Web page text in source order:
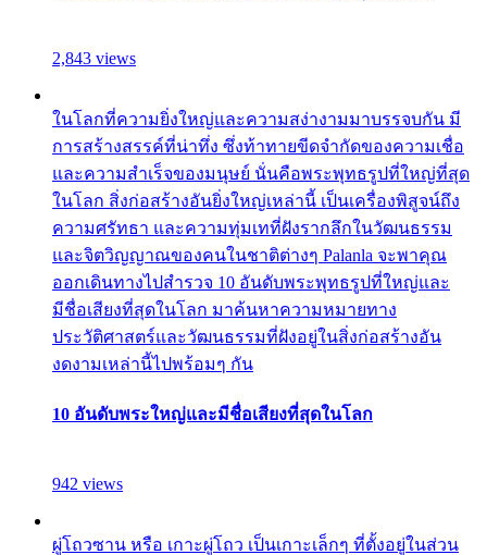
2,843 views
ในโลกที่ความยิ่งใหญ่และความสง่างามมาบรรจบกัน มี
การสร้างสรรค์ที่น่าทึ่ง ซึ่งท้าทายขีดจำกัดของความเชื่อ
และความสำเร็จของมนุษย์ นั่นคือพระพุทธรูปที่ใหญ่ที่สุด
ในโลก สิ่งก่อสร้างอันยิ่งใหญ่เหล่านี้ เป็นเครื่องพิสูจน์ถึง
ความศรัทธา และความทุ่มเทที่ฝังรากลึกในวัฒนธรรม
และจิตวิญญาณของคนในชาติต่างๆ Palanla จะพาคุณ
ออกเดินทางไปสำรวจ 10 อันดับพระพุทธรูปที่ใหญ่และ
มีชื่อเสียงที่สุดในโลก มาค้นหาความหมายทาง
ประวัติศาสตร์และวัฒนธรรมที่ฝังอยู่ในสิ่งก่อสร้างอัน
งดงามเหล่านี้ไปพร้อมๆ กัน
10 อันดับพระใหญ่และมีชื่อเสียงที่สุดในโลก
942 views
ผู่โถวซาน หรือ เกาะผู่โถว เป็นเกาะเล็กๆ ที่ตั้งอยู่ในส่วน